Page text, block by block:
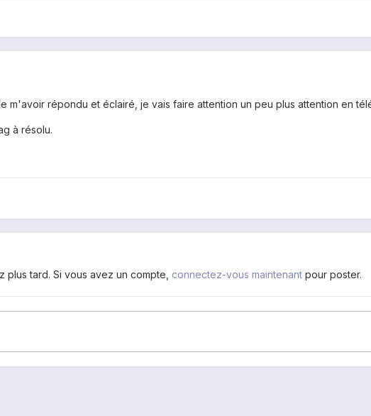
m'avoir répondu et éclairé, je vais faire attention un peu plus attention en
à résolu.
tard. Si vous avez un compte, connectez-vous maintenant pour poster.